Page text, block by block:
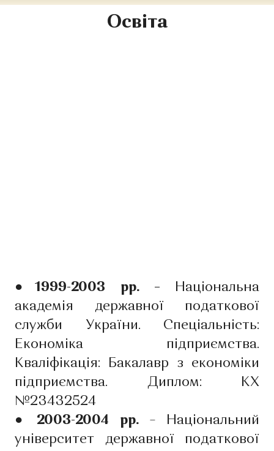
Освіта
●1999-2003 рр. –
Національна
академія державної податкової
служби України. Спеціальність:
Економіка підприємства.
Кваліфікація: Бакалавр з економіки
підприємства. Диплом: КХ
№23432524
● 2003-2004 рр.– Національний
університет державної податкової